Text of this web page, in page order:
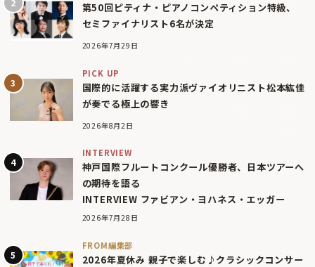
第50回ピティナ・ピアノコンペティション特級、
セミファイナリスト6名が決定
2026年7月29日
PICK UP
国際的に活躍する実力派ヴァイオリニスト松本紘佳
が奏でる極上の響き
2026年8月2日
INTERVIEW
神戸国際フルートコンクール優勝者、日本ツアーへ
の期待を語る
INTERVIEW ファビアン・ヨハネス・エッガー
2026年7月28日
FROM編集部
2026年夏休み 親子で楽しむ♪クラシックコンサー